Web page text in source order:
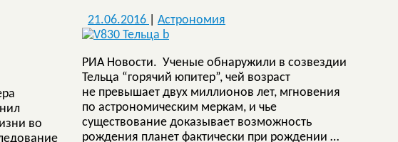
во
21.06.2016 Астрономия
РИА Новости. Ученые обнаружили в созвездии
Тельца “горячий юпитер”, чей возраст
не превышает двух миллионов лет, мгновения
по астрономическим меркам, и чье
существование доказывает возможность
рождения планет фактически при рождении …